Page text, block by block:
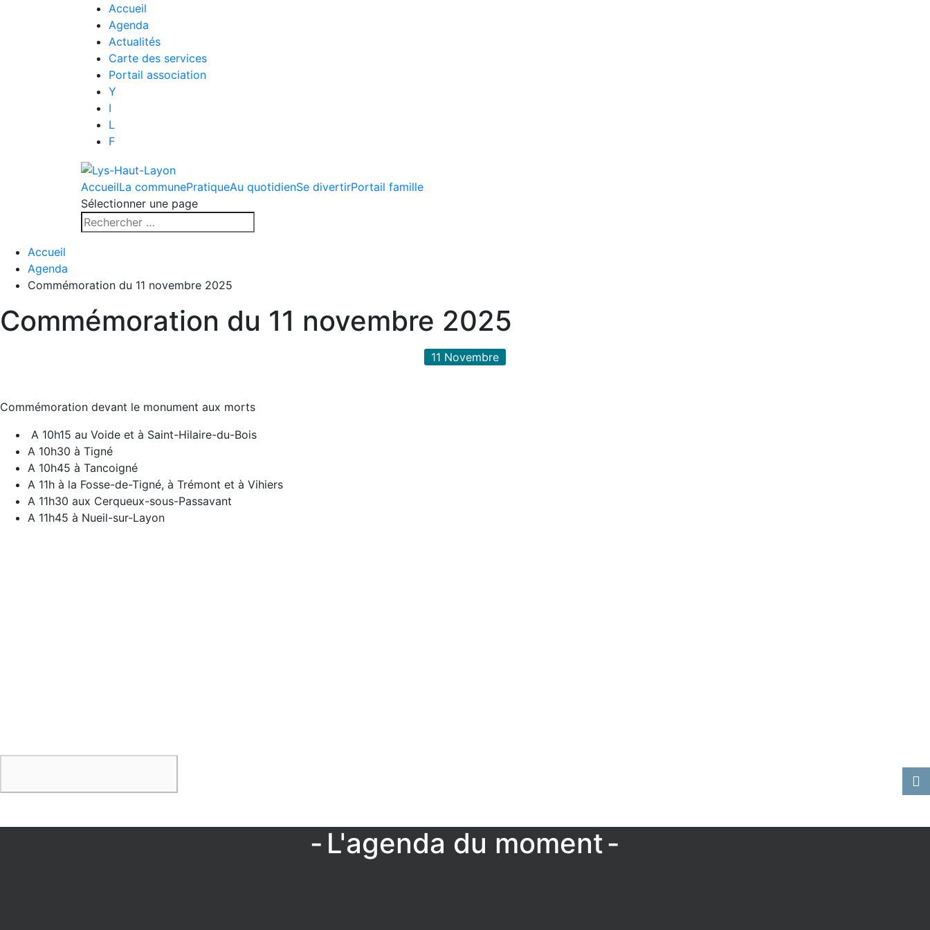
Accueil
Agenda
Actualités
Carte des services
Portail association
Y
I
L
F
AccueilLa communePratiqueAu quotidienSe divertirPortail famille
Sélectionner une page
Accueil
Agenda
Commémoration du 11 novembre 2025
Commémoration du 11 novembre 2025
11 Novembre
Commémoration devant le monument aux morts
A 10h15 au Voide et à Saint-Hilaire-du-Bois
A 10h30 à Tigné
A 10h45 à Tancoigné
A 11h à la Fosse-de-Tigné, à Trémont et à Vihiers
A 11h30 aux Cerqueux-sous-Passavant
A 11h45 à Nueil-sur-Layon
L'agenda du moment